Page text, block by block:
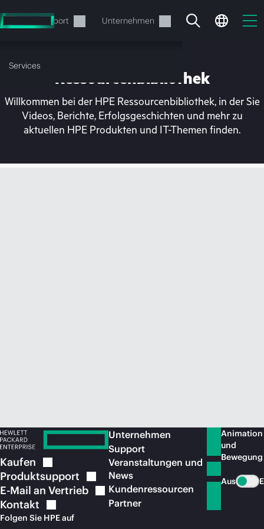
Hauptinhalt
wechseln
Support Unternehmen
Services
Ihr Warenkorb ist aktuell
Ressourcenbibliothek
Willkommen bei der HPE Ressourcenbibliothek, in der Sie
Videos, Berichte, Erfolgsgeschichten und mehr zu
aktuellen HPE Produkten und IT-Themen finden.
Kaufen
Produktsupport
E-Mail an Vertrieb
Kontakt
Folgen Sie HPE auf
Unternehmen
Support
Veranstaltungen und
News
Kundenressourcen
Partner
Animation
und
Bewegung
Aus